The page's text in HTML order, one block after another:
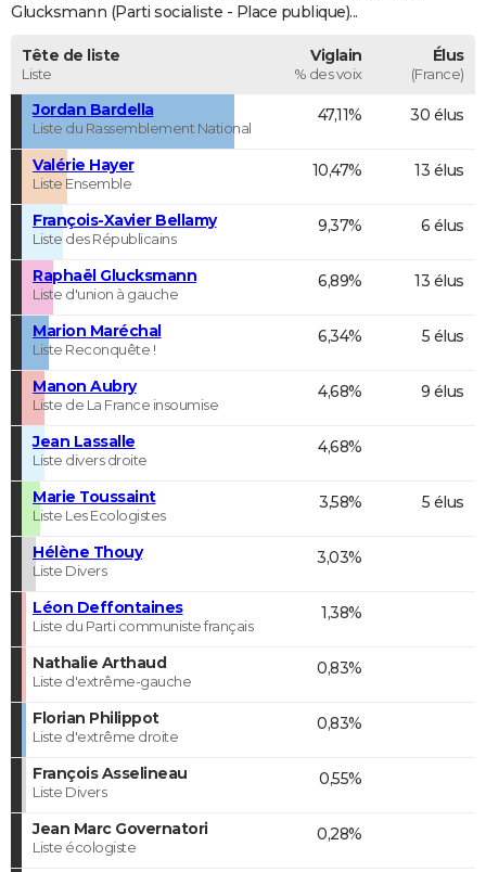
Glucksmann (Parti socialiste - Place publique)...
Tête de liste
Liste
Viglain
% des voix
Élus
(France)
Jordan Bardella
Liste du Rassemblement National
47,11% 30 élus
Valérie Hayer
Liste Ensemble
10,47% 13 élus
François-Xavier Bellamy
Liste des Républicains
9,37% 6 élus
Raphaël Glucksmann
Liste d'union à gauche
6,89% 13 élus
Marion Maréchal
Liste Reconquête !
6,34% 5 élus
Manon Aubry
Liste de La France insoumise
4,68% 9 élus
Jean Lassalle
Liste divers droite
4,68%
Marie Toussaint
Liste Les Ecologistes
3,58% 5 élus
Hélène Thouy
Liste Divers
3,03%
Léon Deffontaines
Liste du Parti communiste français
1,38%
Nathalie Arthaud
Liste d'extrême-gauche
0,83%
Florian Philippot
Liste d'extrême droite
0,83%
François Asselineau
Liste Divers
0,55%
Jean Marc Governatori
Liste écologiste
0,28%